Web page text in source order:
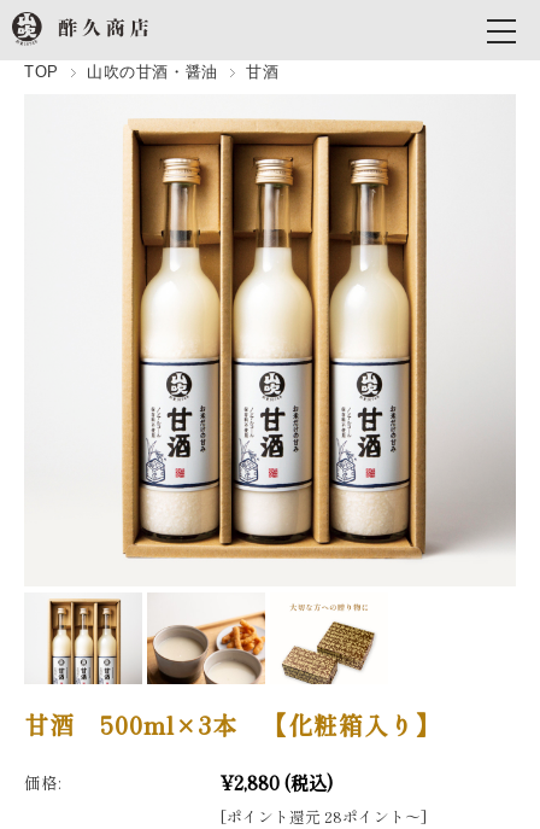
TOP 山吹の甘酒・醤油 甘酒
甘酒 500ml×3本 【化粧箱入り】
価格: ¥2,880(税込)
[ポイント還元 28ポイント〜]